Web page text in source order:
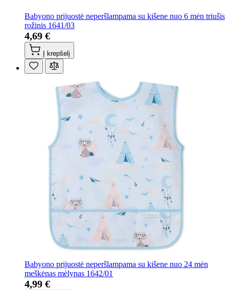
Babyono prijuostė neperšlampama su kišene nuo 6 mėn triušis
rožinis 1641/03
4,69 €
Į krepšelį
Babyono prijuostė neperšlampama su kišene nuo 24 mėn
meškėnas mėlynas 1642/01
4,99 €